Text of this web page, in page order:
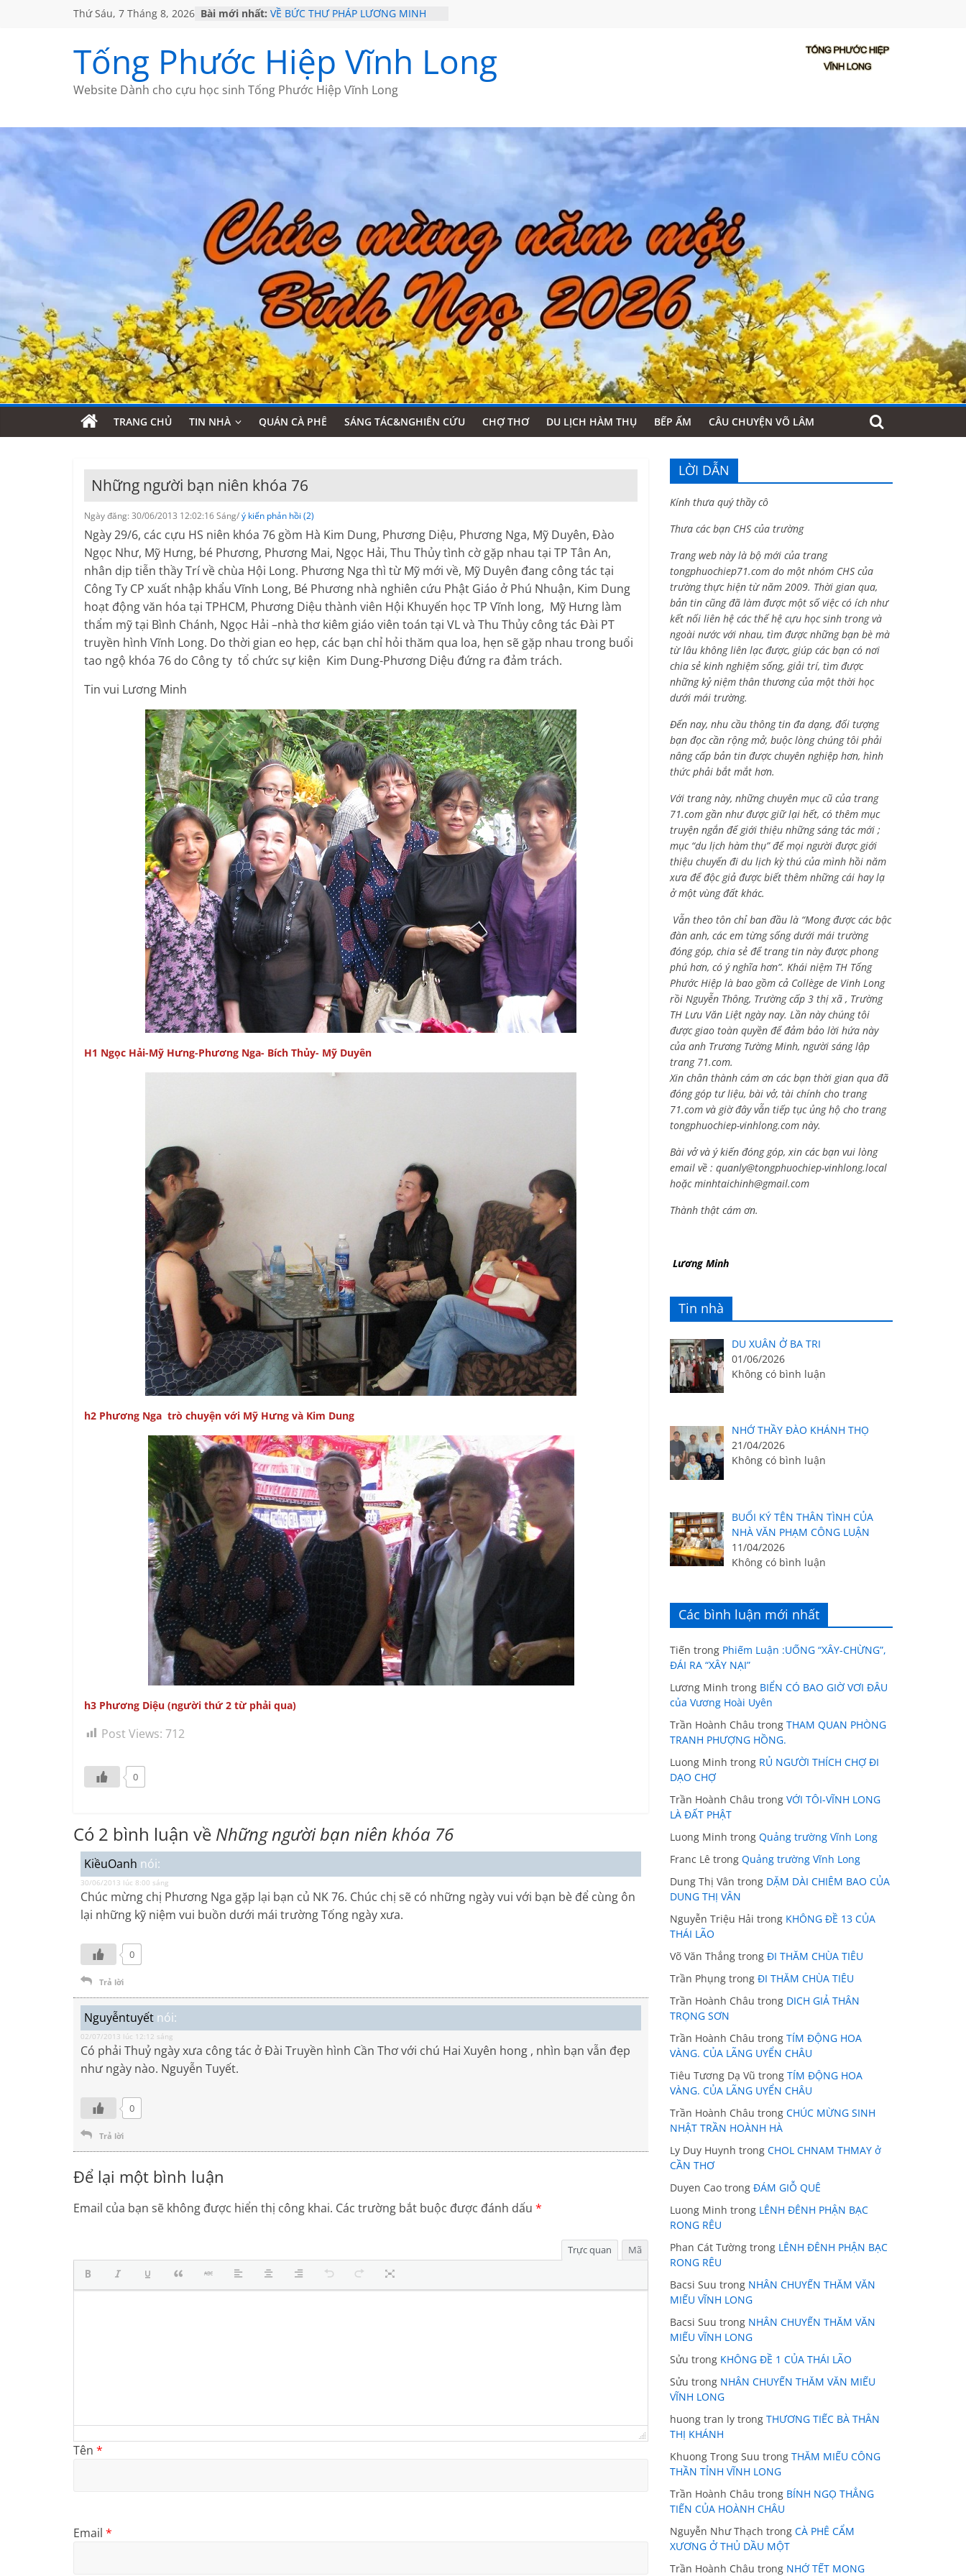
Thứ Sáu, 7 Tháng 8, 2026 Bài mới nhất: VỀ BỨC THƯ PHÁP LƯƠNG MINH
MỘT ĐỜI ĐI QUA NHỮNG TRANG
SÁCH
BẤT CHỢT CỦA CHÂU LỆ DUNG
CÀ PHÊ NGẮM NÚI
Tống Phước Hiệp Vĩnh Long
Website Dành cho cựu học sinh Tống Phước Hiệp Vĩnh Long
TRANG CHỦ TIN NHÀ QUÁN CÀ PHÊ SÁNG TÁC&NGHIÊN CỨU CHỢ THƠ DU LỊCH HÀM THỤ BẾP ẤM CÂU CHUYỆN VÕ LÂM
Những người bạn niên khóa 76
Ngày đăng: 30/06/2013 12:02:16 Sáng/ý kiến phản hồi (2)
Ngày 29/6, các cựu HS niên khóa 76 gồm Hà Kim Dung, Phương Diệu, Phương Nga, Mỹ Duyên, Đào
Ngọc Như, Mỹ Hưng, bé Phương, Phương Mai, Ngọc Hải, Thu Thủy tình cờ gặp nhau tại TP Tân An,
nhân dịp tiễn thầy Trí về chùa Hội Long. Phương Nga thì từ Mỹ mới về, Mỹ Duyên đang công tác tại
Công Ty CP xuất nhập khẩu Vĩnh Long, Bé Phương nhà nghiên cứu Phật Giáo ở Phú Nhuận, Kim Dung
hoạt động văn hóa tại TPHCM, Phương Diệu thành viên Hội Khuyến học TP Vĩnh long, Mỹ Hưng làm
thẩm mỹ tại Bình Chánh, Ngọc Hải –nhà thơ kiêm giáo viên toán tại VL và Thu Thủy công tác Đài PT
truyền hình Vĩnh Long. Do thời gian eo hẹp, các bạn chỉ hỏi thăm qua loa, hẹn sẽ gặp nhau trong buổi
tao ngộ khóa 76 do Công ty tổ chức sự kiện Kim Dung-Phương Diệu đứng ra đảm trách.
Tin vui Lương Minh
H1 Ngọc Hải-Mỹ Hưng-Phương Nga- Bích Thủy- Mỹ Duyên
h2 Phương Nga trò chuyện với Mỹ Hưng và Kim Dung
h3 Phương Diệu (người thứ 2 từ phải qua)
Post Views: 712
0
Có 2 bình luận về Những người bạn niên khóa 76
KiềuOanh nói:
30/06/2013 lúc 8:00 sáng
Chúc mừng chị Phương Nga gặp lại bạn củ NK 76. Chúc chị sẽ có những ngày vui với bạn bè để cùng ôn
lại những kỹ niệm vui buồn dưới mái trường Tống ngày xưa.
0
Trả lời
Nguyễntuyết nói:
02/07/2013 lúc 12:12 sáng
Có phải Thuỷ ngày xưa công tác ở Đài Truyền hình Cần Thơ với chú Hai Xuyên hong , nhìn bạn vẫn đẹp
như ngày nào. Nguyễn Tuyết.
0
Trả lời
Để lại một bình luận
Email của bạn sẽ không được hiển thị công khai. Các trường bắt buộc được đánh dấu *
Trực quan Mã
Tên *
Email *
LỜI DẪN
Kính thưa quý thầy cô
Thưa các bạn CHS của trường
Trang web này là bộ mới của trang
tongphuochiep71.com do một nhóm CHS của
trường thực hiện từ năm 2009. Thời gian qua,
bản tin cũng đã làm được một số việc có ích như
kết nối liên hệ các thế hệ cựu học sinh trong và
ngoài nước với nhau, tìm được những bạn bè mà
từ lâu không liên lạc được, giúp các bạn có nơi
chia sẻ kinh nghiệm sống, giải trí, tìm được
những kỷ niệm thân thương của một thời học
dưới mái trường.
Đến nay, nhu cầu thông tin đa dạng, đối tượng
bạn đọc cần rộng mở, buộc lòng chúng tôi phải
nâng cấp bản tin được chuyên nghiệp hơn, hình
thức phải bắt mắt hơn.
Với trang này, những chuyên mục cũ của trang
71.com gần như được giữ lại hết, có thêm mục
truyện ngắn để giới thiệu những sáng tác mới ;
mục “du lịch hàm thụ” để mọi người được giới
thiệu chuyến đi du lịch kỳ thú của mình hồi năm
xưa để độc giả được biết thêm những cái hay lạ
ở một vùng đất khác.
Vẫn theo tôn chỉ ban đầu là “Mong được các bậc
đàn anh, các em từng sống dưới mái trường
đóng góp, chia sẻ để trang tin này được phong
phú hơn, có ý nghĩa hơn”. Khái niệm TH Tống
Phước Hiệp là bao gồm cả Collège de Vinh Long
rồi Nguyễn Thông, Trường cấp 3 thị xã , Trường
TH Lưu Văn Liệt ngày nay. Lần này chúng tôi
được giao toàn quyền để đảm bảo lời hứa này
của anh Trương Tường Minh, người sáng lập
trang 71.com.
Xin chân thành cám ơn các bạn thời gian qua đã
đóng góp tư liệu, bài vở, tài chính cho trang
71.com và giờ đây vẫn tiếp tục ủng hộ cho trang
tongphuochiep-vinhlong.com này.
Bài vở và ý kiến đóng góp, xin các bạn vui lòng
email về : quanly@tongphuochiep-vinhlong.local
hoặcminhtaichinh@gmail.com
Thành thật cám ơn.
Lương Minh
Tin nhà
DU XUÂN Ở BA TRI
01/06/2026
Không có bình luận
NHỚ THẦY ĐÀO KHÁNH THỌ
21/04/2026
Không có bình luận
BUỔI KÝ TÊN THÂN TÌNH CỦA
NHÀ VĂN PHẠM CÔNG LUẬN
11/04/2026
Không có bình luận
Các bình luận mới nhất
Tiến trong Phiếm Luận :UỐNG “XÂY-CHỪNG”,
ĐÁI RA “XÂY NẠI”
Lương Minh trong BIỂN CÓ BAO GIỜ VƠI ĐÂU
của Vương Hoài Uyên
Trần Hoành Châu trong THAM QUAN PHÒNG
TRANH PHƯỢNG HỒNG.
Luong Minh trong RỦ NGƯỜI THÍCH CHỢ ĐI
DẠO CHỢ
Trần Hoành Châu trong VỚI TÔI-VĨNH LONG
LÀ ĐẤT PHẬT
Luong Minh trong Quảng trường Vĩnh Long
Franc Lê trong Quảng trường Vĩnh Long
Dung Thị Vân trong DẶM DÀI CHIÊM BAO CỦA
DUNG THỊ VÂN
Nguyễn Triệu Hải trong KHÔNG ĐỀ 13 CỦA
THÁI LÃO
Võ Văn Thắng trong ĐI THĂM CHÙA TIÊU
Trần Phụng trong ĐI THĂM CHÙA TIÊU
Trần Hoành Châu trong DICH GIẢ THÂN
TRỌNG SƠN
Trần Hoành Châu trong TÍM ĐỘNG HOA
VÀNG. CỦA LÃNG UYỂN CHÂU
Tiêu Tương Dạ Vũ trong TÍM ĐỘNG HOA
VÀNG. CỦA LÃNG UYỂN CHÂU
Trần Hoành Châu trong CHÚC MỪNG SINH
NHẬT TRẦN HOÀNH HÀ
Ly Duy Huynh trong CHOL CHNAM THMAY ở
CẦN THƠ
Duyen Cao trong ĐÁM GIỖ QUÊ
Luong Minh trong LÊNH ĐÊNH PHẬN BẠC
RONG RÊU
Phan Cát Tường trong LÊNH ĐÊNH PHẬN BẠC
RONG RÊU
Bacsi Suu trong NHÂN CHUYẾN THĂM VĂN
MIẾU VĨNH LONG
Bacsi Suu trong NHÂN CHUYẾN THĂM VĂN
MIẾU VĨNH LONG
Sửu trong KHÔNG ĐỀ 1 CỦA THÁI LÃO
Sửu trong NHÂN CHUYẾN THĂM VĂN MIẾU
VĨNH LONG
huong tran ly trong THƯƠNG TIẾC BÀ THÂN
THỊ KHÁNH
Khuong Trong Suu trong THĂM MIẾU CÔNG
THẦN TỈNH VĨNH LONG
Trần Hoành Châu trong BÍNH NGỌ THẲNG
TIẾN CỦA HOÀNH CHÂU
Nguyễn Như Thạch trong CÀ PHÊ CẨM
XƯƠNG Ở THỦ DẦU MỘT
Trần Hoành Châu trong NHỚ TẾT MONG